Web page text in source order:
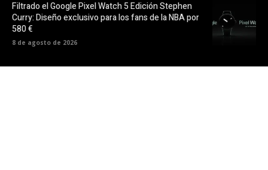
Filtrado el Google Pixel Watch 5 Edición Stephen
Curry: Diseño exclusivo para los fans de la NBA por
580 €
8 de agosto de 2026